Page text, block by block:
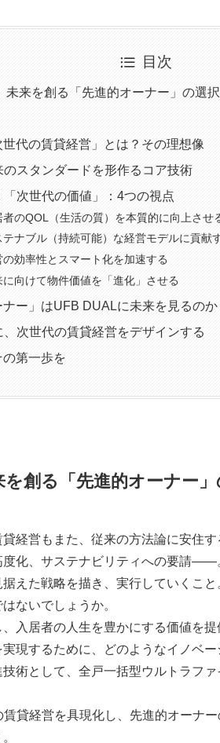
目次
未来を創る「先進的オーナー」の選択
代の賃貸経営」とは？その理想像
スタンダードを形作るコア技術
次世代の価値」：4つの視点
者のQOL（生活の質）を本質的に向上させ
テナブル（持続可能）な経営モデルに貢献
の効率性とスマート化を加速する
に向けて物件価値を「進化」させる
ー」はUFB DUALに未来を見るのか
次世代の賃貸経営をデザインする
第一歩を
創る「先進的オーナー
経営もまた、従来の方法論に安住す
化、サステナビリティへの要請――
えた戦略を描き、実行していくこ
ないでしょうか。
入居者の人生を豊かにする価値を
実現するために、どのようなイノベ
術として、全戸一括型ウルトラフ
貸経営を具現化し、先進的オーナ